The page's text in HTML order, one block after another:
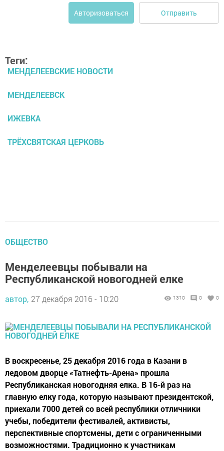
Авторизоваться Отправить
Теги:
МЕНДЕЛЕЕВСКИЕ НОВОСТИ
МЕНДЕЛЕЕВСК
ИЖЕВКА
ТРЁХСВЯТСКАЯ ЦЕРКОВЬ
ОБЩЕСТВО
Менделеевцы побывали на
Республиканской новогодней елке
автор, 27 декабря 2016 - 10:20 1310 0 0
В воскресенье, 25 декабря 2016 года в Казани в
ледовом дворце «Татнефть-Арена» прошла
Республиканская новогодняя елка. В 16-й раз на
главную елку года, которую называют президентской,
приехали 7000 детей со всей республики отличники
учебы, победители фестивалей, активисты,
перспективные спортсмены, дети с ограниченными
возможностями. Традиционно к участникам